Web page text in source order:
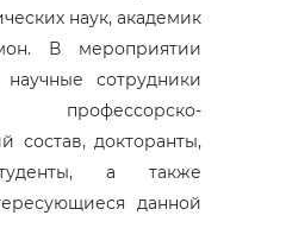
наук, академик
В мероприятии
сотрудники
состав, докторанты,
а также
данной